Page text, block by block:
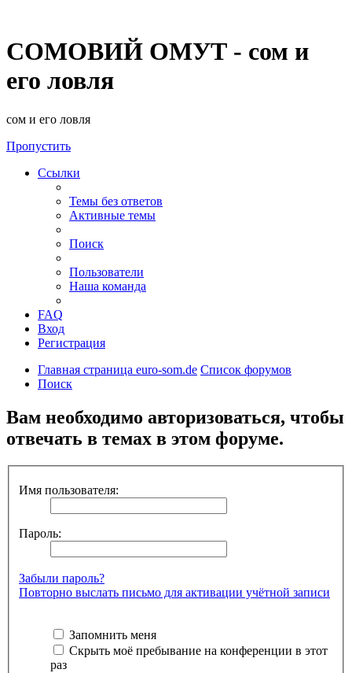
СОМОВИЙ ОМУТ - сом и
его ловля
сом и его ловля
Пропустить
Ссылки
Темы без ответов
Активные темы
Поиск
Пользователи
Наша команда
FAQ
Вход
Регистрация
Главная страница euro-som.de Список форумов
Поиск
Вам необходимо авторизоваться, чтобы
отвечать в темах в этом форуме.
Имя пользователя:
Пароль:
Забыли пароль?
Повторно выслать письмо для активации учётной записи
Запомнить меня
Скрыть моё пребывание на конференции в этот
раз